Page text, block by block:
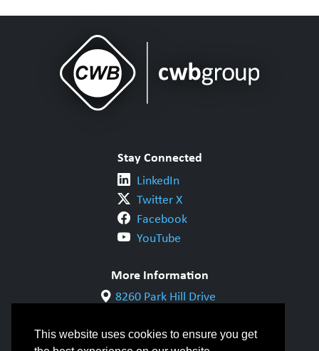
This website uses cookies to ensure you get
Stay Connected
LinkedIn
Twitter X
Facebook
YouTube
More Information
8260 Park Hill Drive
1-800-844-6790